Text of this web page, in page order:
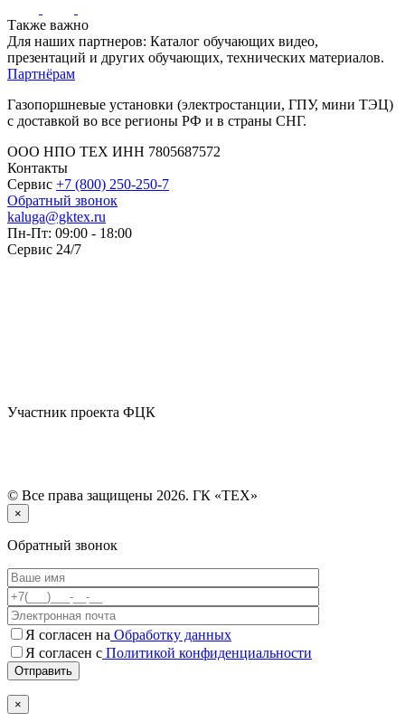
Также важно
Для наших партнеров: Каталог обучающих видео,
презентаций и других обучающих, технических материалов.
Партнёрам
Газопоршневые установки (электростанции, ГПУ, мини ТЭЦ)
с доставкой во все регионы РФ и в страны СНГ.
ООО НПО ТЕХ ИНН 7805687572
Контакты
Сервис +7 (800) 250-250-7
Обратный звонок
kaluga@gktex.ru
Пн-Пт: 09:00 - 18:00
Сервис 24/7
Участник проекта ФЦК
© Все права защищены 2026. ГК «ТЕХ»
×
Обратный звонок
Я согласен на Обработку данных
Я согласен с Политикой конфиденциальности
×